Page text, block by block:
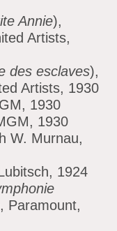
Annie),
Artists,
des esclaves),
Artists, 1930
1930
1930
W. Murnau,
1924
Paramount,